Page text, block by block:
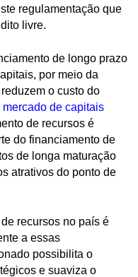
regulamentação que
livre.
de longo prazo
por meio da
o custo do
mercado de capitais
de recursos é
do financiamento de
de longa maturação
atrativos do ponto de
recursos no país é
a essas
possibilita o
e suaviza o